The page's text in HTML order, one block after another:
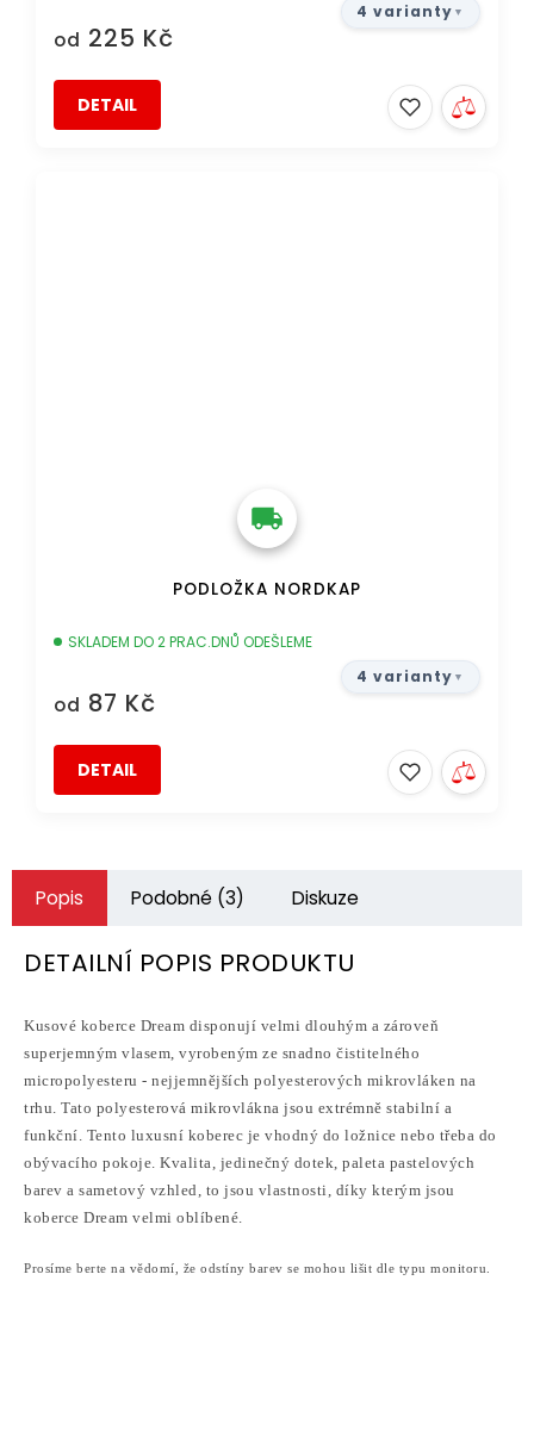
od 225 Kč
DETAIL
4 varianty
PODLOŽKA NORDKAP
SKLADEM DO 2 PRAC.DNŮ ODEŠLEME
od 87 Kč
DETAIL
4 varianty
Popis Podobné (3) Diskuze
DETAILNÍ POPIS PRODUKTU
Kusové koberce Dream disponují velmi dlouhým a zároveň
superjemným vlasem, vyrobeným ze snadno čistitelného
micropolyesteru - nejjemnějších polyesterových mikrovláken na
trhu. Tato polyesterová mikrovlákna jsou extrémně stabilní a
funkční. Tento luxusní koberec je vhodný do ložnice nebo třeba do
obývacího pokoje. Kvalita, jedinečný dotek, paleta pastelových
barev a sametový vzhled, to jsou vlastnosti, díky kterým jsou
koberce Dream velmi oblíbené.
Prosíme berte na vědomí, že odstíny barev se mohou lišit dle typu monitoru.